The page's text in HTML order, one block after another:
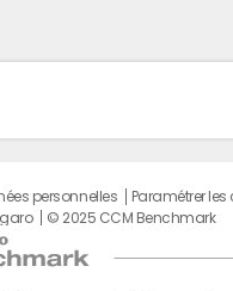
personnelles Paramétrer les
© 2025 CCM Benchmark